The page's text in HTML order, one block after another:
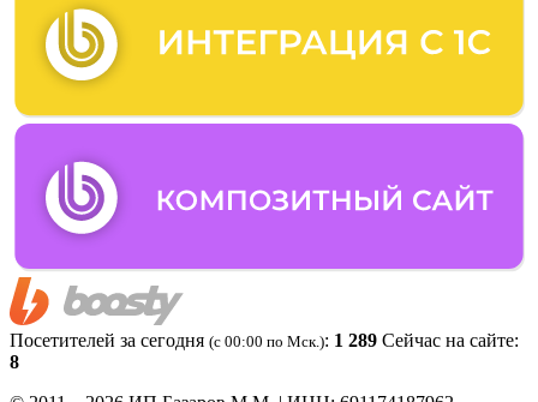
Посетителей за сегодня (c 00:00 по Мск.): 1 289 Сейчас на сайте:
8